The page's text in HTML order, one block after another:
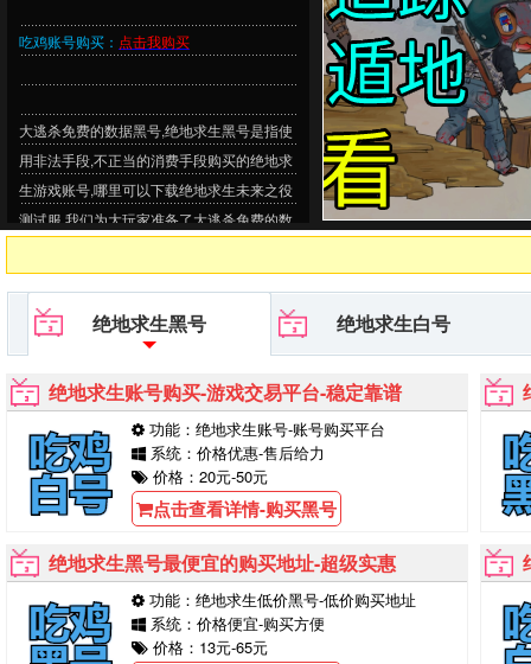
吃鸡账号购买： 点击我购买
大逃杀免费的数据黑号,绝地求生黑号是指使
用非法手段,不正当的消费手段购买的绝地求
生游戏账号,哪里可以下载绝地求生未来之役
测试服,我们为大玩家准备了大逃杀免费的数
绝地求生黑号 绝地求生白号
绝地求生账号购买-游戏交易平台-稳定靠谱
功能：绝地求生账号-账号购买平台
系统：价格优惠-售后给力
价格：20元-50元
点击查看详情-购买黑号
绝地求生黑号最便宜的购买地址-超级实惠
功能：绝地求生低价黑号-低价购买地址
系统：价格便宜-购买方便
价格：13元-65元